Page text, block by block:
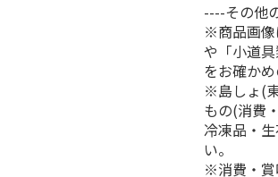
----その他
※商品画像
や「小道
をお確か
※島しょ(
もの(消費
冷凍品・
い。
※消費・賞